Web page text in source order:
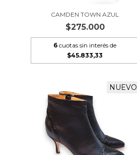
CAMDEN TOWN AZUL
$275.000
6 cuotas sin interés de
$45.833,33
NUEVO